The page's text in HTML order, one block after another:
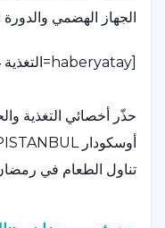
الجهاز الهضمي والدورة
[haberyatay=التغذية غير المتوازنة-تؤثر على نجاح الطفل]
حذّر أخصائي التغذية
تناول الطعام في